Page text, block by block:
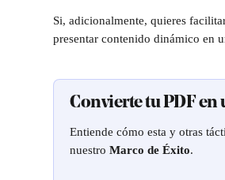
Si, adicionalmente, quieres
presentar contenido dinámico en
Convierte tu PDF
Entiende cómo esta y otras
nuestro Marco de Éxito.